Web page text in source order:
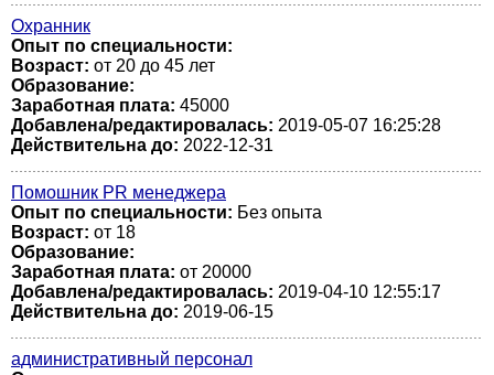
Охранник
Опыт по специальности:
Возраст: от 20 до 45 лет
Образование:
Заработная плата: 45000
Добавлена/редактировалась: 2019-05-07 16:25:28
Действительна до: 2022-12-31
Помошник PR менеджера
Опыт по специальности: Без опыта
Возраст: от 18
Образование:
Заработная плата: от 20000
Добавлена/редактировалась: 2019-04-10 12:55:17
Действительна до: 2019-06-15
административный персонал